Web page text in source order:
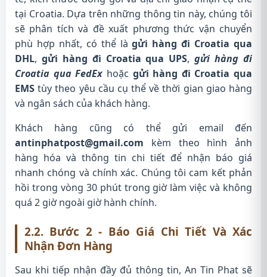
tại Croatia. Dựa trên những thông tin này, chúng tôi
sẽ phân tích và đề xuất phương thức vận chuyển
phù hợp nhất, có thể làgửi hàng đi Croatia qua
DHL, gửi hàng đi Croatia qua UPS,gửi hàng đi
Croatia qua FedEx hoặc gửi hàng đi Croatia qua
EMS tùy theo yêu cầu cụ thể về thời gian giao hàng
và ngân sách của khách hàng.
Khách hàng cũng có thể gửi email đến
antinphatpost@gmail.com kèm theo hình ảnh
hàng hóa và thông tin chi tiết để nhận báo giá
nhanh chóng và chính xác. Chúng tôi cam kết phản
hồi trong vòng 30 phút trong giờ làm việc và không
quá 2 giờ ngoài giờ hành chính.
2.2. Bước 2 - Báo Giá Chi Tiết Và Xác
Nhận Đơn Hàng
Sau khi tiếp nhận đầy đủ thông tin, An Tin Phat sẽ